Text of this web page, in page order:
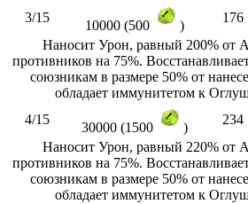
3/15
10000 (500 )
176
Наносит Урон, равный 200% от
противников на 75%.
союзникам в размере 50% от
обладает иммунитетом к
4/15
30000 (1500 )
234
Наносит Урон, равный 220% от
противников на 75%.
союзникам в размере 50% от
обладает иммунитетом к